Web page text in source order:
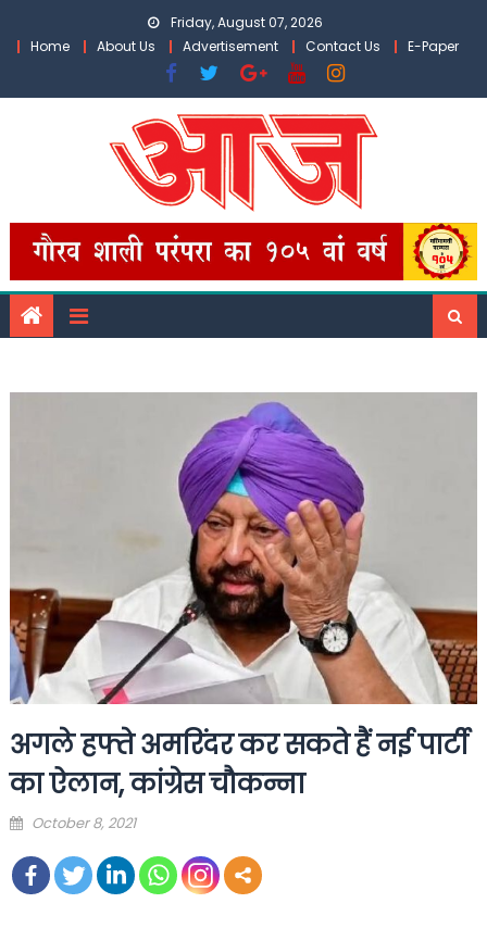
Friday, August 07, 2026
Home
About Us Advertisement Contact Us E-Paper
अगले हफ्ते अमरिंदर कर सकते हैं नई पार्टी
का ऐलान, कांग्रेस चौकन्ना
Posted
October 8, 2021